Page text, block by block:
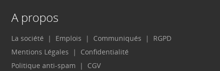
A propos
La société Emplois Communiqués
RGPD
Mentions Légales
Confidentialité
Politique anti-spam
CGV